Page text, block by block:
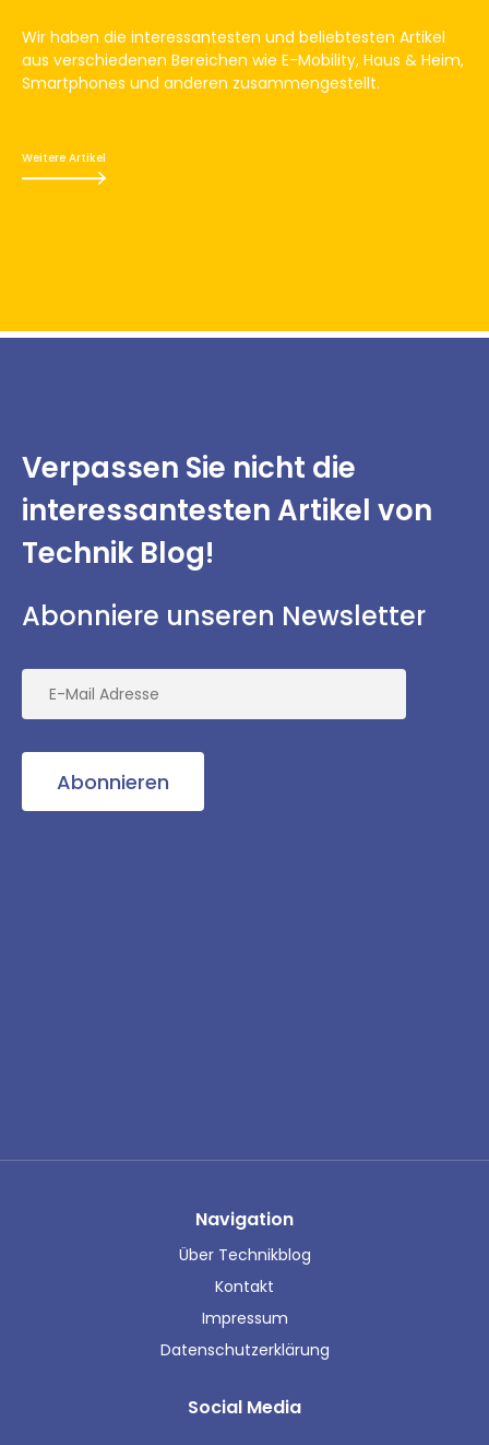
Wir haben die interessantesten und beliebtesten Artikel
aus verschiedenen Bereichen wie E-Mobility, Haus & Heim,
Smartphones und anderen zusammengestellt.
Weitere Artikel
Verpassen Sie nicht die
interessantestenArtikel von
Technik Blog!
Abonniere unseren Newsletter
Abonnieren
Navigation
Über Technikblog
Kontakt
Impressum
Datenschutzerklärung
Social Media